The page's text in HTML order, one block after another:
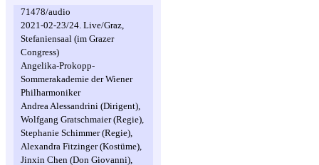
71478/audio
2021-02-23/24. Live/Graz,
Stefaniensaal (im Grazer
Congress)
Angelika-Prokopp-
Sommerakademie der Wiener
Philharmoniker
Andrea Alessandrini (Dirigent),
Wolfgang Gratschmaier (Regie),
Stephanie Schimmer (Regie),
Alexandra Fitzinger (Kostüme),
Jinxin Chen (Don Giovanni),